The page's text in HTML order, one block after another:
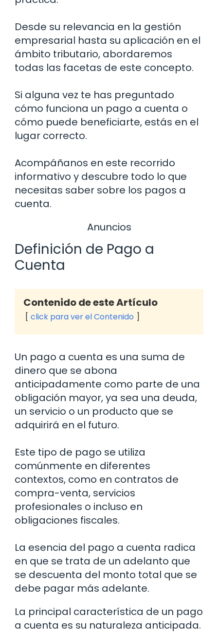
Desde su relevancia en la gestión
empresarial hasta su aplicación en el
ámbito tributario, abordaremos
todas las facetas de este concepto.
Si alguna vez te has preguntado
cómo funciona un pago a cuenta o
cómo puede beneficiarte, estás en el
lugar correcto.
Acompáñanos en este recorrido
informativo y descubre todo lo que
necesitas saber sobre los pagos a
cuenta.
Anuncios
Definición de Pago a
Cuenta
Contenido de este Artículo
click para ver el Contenido
Un pago a cuenta es una suma de
dinero que se abona
anticipadamente como parte de una
obligación mayor, ya sea una deuda,
un servicio o un producto que se
adquirirá en el futuro.
Este tipo de pago se utiliza
comúnmente en diferentes
contextos, como en contratos de
compra-venta, servicios
profesionales o incluso en
obligaciones fiscales.
La esencia del pago a cuenta radica
en que se trata de un adelanto que
se descuenta del monto total que se
debe pagar más adelante.
La principal característica de un pago
a cuenta es su naturaleza anticipada.